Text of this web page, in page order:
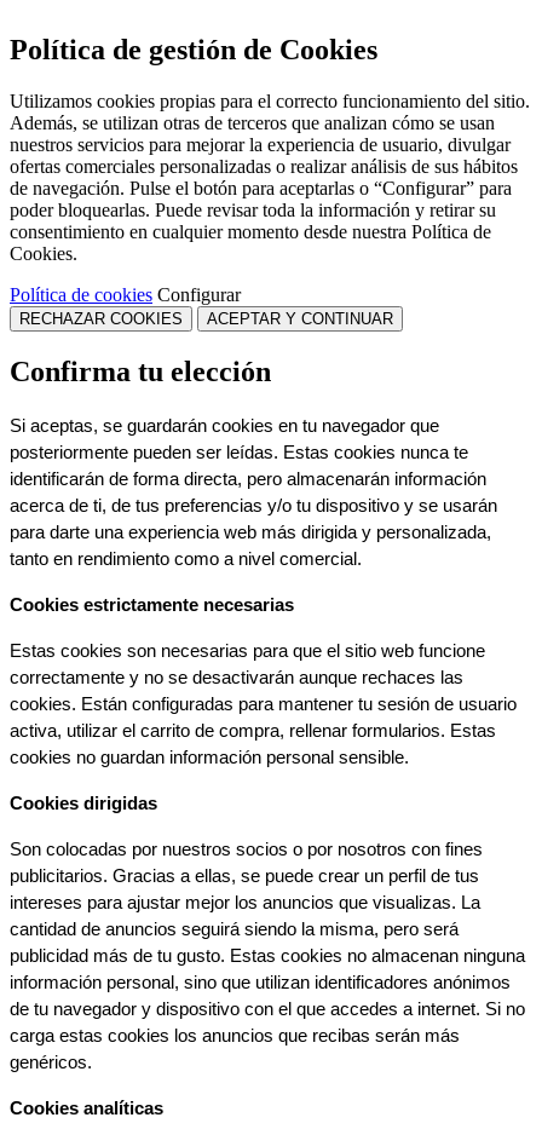
Política de gestión de Cookies
Utilizamos cookies propias para el correcto funcionamiento del sitio.
Además, se utilizan otras de terceros que analizan cómo se usan
nuestros servicios para mejorar la experiencia de usuario, divulgar
ofertas comerciales personalizadas o realizar análisis de sus hábitos
de navegación. Pulse el botón para aceptarlas o “Configurar” para
poder bloquearlas. Puede revisar toda la información y retirar su
consentimiento en cualquier momento desde nuestra Política de
Cookies.
Política de cookies Configurar
RECHAZAR COOKIES ACEPTAR Y CONTINUAR
Confirma tu elección
Si aceptas, se guardarán cookies en tu navegador que
posteriormente pueden ser leídas. Estas cookies nunca te
identificarán de forma directa, pero almacenarán información
acerca de ti, de tus preferencias y/o tu dispositivo y se usarán
para darte una experiencia web más dirigida y personalizada,
tanto en rendimiento como a nivel comercial.
Cookies estrictamente necesarias
Estas cookies son necesarias para que el sitio web funcione
correctamente y no se desactivarán aunque rechaces las
cookies. Están configuradas para mantener tu sesión de usuario
activa, utilizar el carrito de compra, rellenar formularios. Estas
cookies no guardan información personal sensible.
Cookies dirigidas
Son colocadas por nuestros socios o por nosotros con fines
publicitarios. Gracias a ellas, se puede crear un perfil de tus
intereses para ajustar mejor los anuncios que visualizas. La
cantidad de anuncios seguirá siendo la misma, pero será
publicidad más de tu gusto. Estas cookies no almacenan ninguna
información personal, sino que utilizan identificadores anónimos
de tu navegador y dispositivo con el que accedes a internet. Si no
carga estas cookies los anuncios que recibas serán más
genéricos.
Cookies analíticas